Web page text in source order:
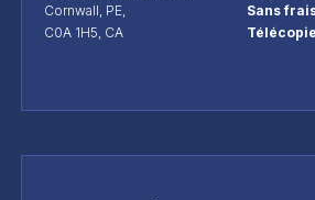
Cornwall, PE,
C0A 1H5, CA
Sans